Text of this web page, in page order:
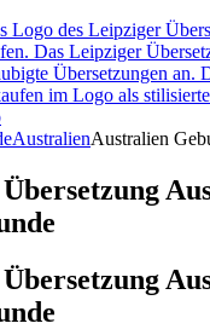
AustralienAustralien